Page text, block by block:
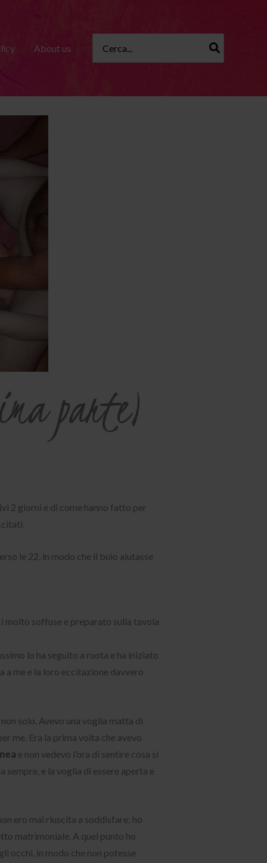
About us
per:
parte)
2 giorni e di come hanno fatto per
le 22, in modo che il buio aiutasse
molto soffuse e preparato sulla tavola
lo ha seguito a ruota e ha iniziato
a me e la loro eccitazione davvero
solo. Avevo una voglia matta di
me. Era la prima volta che avevo
e non vedevo l’ora di sentire cosa si
sempre, e la voglia di essere aperta e
ero mai riuscita a soddisfare: ho
matrimoniale. A quel punto ho
occhi, in modo che non potesse